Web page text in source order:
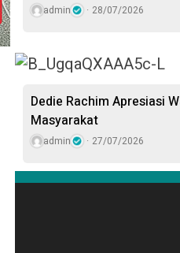
admin 28/07/2026
Dedie Rachim Apresiasi
Masyarakat
admin 27/07/2026